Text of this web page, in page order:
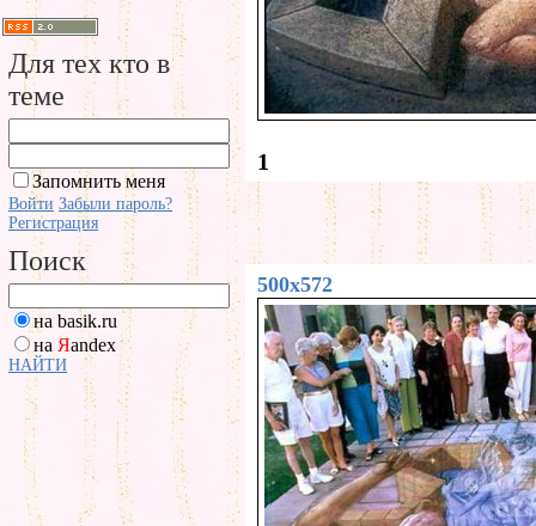
Для тех кто в
теме
Запомнить меня
Войти Забыли пароль?
Регистрация
Поиск
на basik.ru
на Яandex
НАЙТИ
1
500x572